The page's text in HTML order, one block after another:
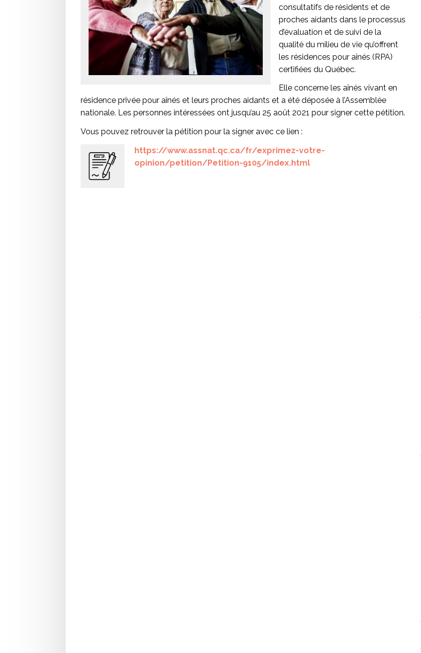
consultatifs de résidents et de
proches aidants dans le processus
d’évaluation et de suivi de la
qualité du milieu de vie qu’offrent
les résidences pour aînés (RPA)
certifiées du Québec.
Elle concerne les aînés vivant en
résidence privée pour aînés et leurs proches aidants et a été déposée à l’Assemblée
nationale. Les personnes intéressées ont jusqu’au 25 août 2021 pour signer cette pétition.
Vous pouvez retrouver la pétition pour la signer avec ce lien :
https://www.assnat.qc.ca/fr/exprimez-votre-
opinion/petition/Petition-9105/index.html